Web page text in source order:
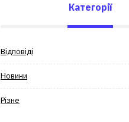
Категорії
Відповіді
Новини
Різне